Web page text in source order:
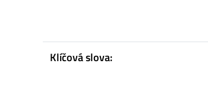
Klíčová slova: